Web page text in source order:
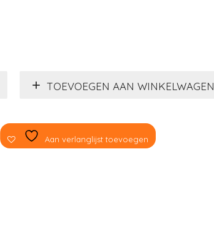
TOEVOEGEN AAN WINKELWAGEN
Aan verlanglijst toevoegen